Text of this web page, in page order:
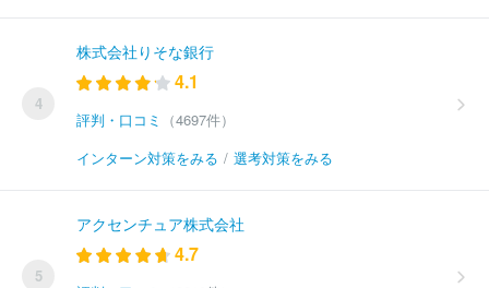
4
株式会社りそな銀行
4.1
評判・口コミ
（4697件）
インターン対策をみる / 選考対策をみる
5
アクセンチュア株式会社
4.7